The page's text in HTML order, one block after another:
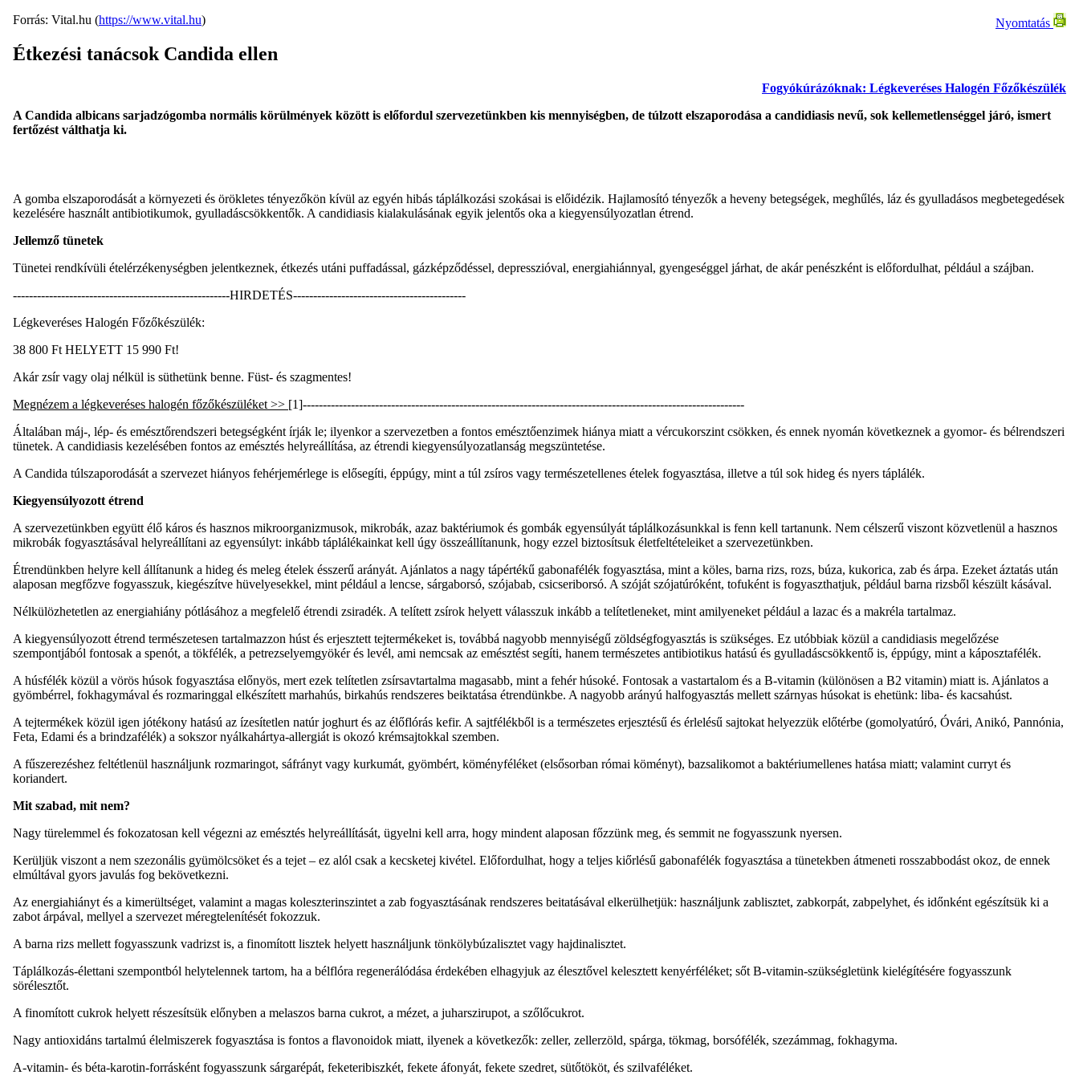
Nyomtatás
Forrás: Vital.hu (https://www.vital.hu)
Étkezési tanácsok Candida ellen
Fogyókúrázóknak: Légkeveréses Halogén Főzőkészülék
A Candida albicans sarjadzógomba normális körülmények között is előfordul szervezetünkben kis mennyiségben, de túlzott elszaporodása a candidiasis nevű, sok kellemetlenséggel járó, ismert
fertőzést válthatja ki.
A gomba elszaporodását a környezeti és örökletes tényezőkön kívül az egyén hibás táplálkozási szokásai is előidézik. Hajlamosító tényezők a heveny betegségek, meghűlés, láz és gyulladásos megbetegedések
kezelésére használt antibiotikumok, gyulladáscsökkentők. A candidiasis kialakulásának egyik jelentős oka a kiegyensúlyozatlan étrend.
Jellemző tünetek
Tünetei rendkívüli ételérzékenységben jelentkeznek, étkezés utáni puffadással, gázképződéssel, depresszióval, energiahiánnyal, gyengeséggel járhat, de akár penészként is előfordulhat, például a szájban.
------------------------------------------------------HIRDETÉS-------------------------------------------
Légkeveréses Halogén Főzőkészülék:
38 800 Ft HELYETT 15 990 Ft!
Akár zsír vagy olaj nélkül is süthetünk benne. Füst- és szagmentes!
Megnézem a légkeveréses halogén főzőkészüléket >> [1]--------------------------------------------------------------------------------------------------------------
Általában máj-, lép- és emésztőrendszeri betegségként írják le; ilyenkor a szervezetben a fontos emésztőenzimek hiánya miatt a vércukorszint csökken, és ennek nyomán következnek a gyomor- és bélrendszeri
tünetek. A candidiasis kezelésében fontos az emésztés helyreállítása, az étrendi kiegyensúlyozatlanság megszüntetése.
A Candida túlszaporodását a szervezet hiányos fehérjemérlege is elősegíti, éppúgy, mint a túl zsíros vagy természetellenes ételek fogyasztása, illetve a túl sok hideg és nyers táplálék.
Kiegyensúlyozott étrend
A szervezetünkben együtt élő káros és hasznos mikroorganizmusok, mikrobák, azaz baktériumok és gombák egyensúlyát táplálkozásunkkal is fenn kell tartanunk. Nem célszerű viszont közvetlenül a hasznos
mikrobák fogyasztásával helyreállítani az egyensúlyt: inkább táplálékainkat kell úgy összeállítanunk, hogy ezzel biztosítsuk életfeltételeiket a szervezetünkben.
Étrendünkben helyre kell állítanunk a hideg és meleg ételek ésszerű arányát. Ajánlatos a nagy tápértékű gabonafélék fogyasztása, mint a köles, barna rizs, rozs, búza, kukorica, zab és árpa. Ezeket áztatás után
alaposan megfőzve fogyasszuk, kiegészítve hüvelyesekkel, mint például a lencse, sárgaborsó, szójabab, csicseriborsó. A szóját szójatúróként, tofuként is fogyaszthatjuk, például barna rizsből készült kásával.
Nélkülözhetetlen az energiahiány pótlásához a megfelelő étrendi zsiradék. A telített zsírok helyett válasszuk inkább a telítetleneket, mint amilyeneket például a lazac és a makréla tartalmaz.
A kiegyensúlyozott étrend természetesen tartalmazzon húst és erjesztett tejtermékeket is, továbbá nagyobb mennyiségű zöldségfogyasztás is szükséges. Ez utóbbiak közül a candidiasis megelőzése
szempontjából fontosak a spenót, a tökfélék, a petrezselyemgyökér és levél, ami nemcsak az emésztést segíti, hanem természetes antibiotikus hatású és gyulladáscsökkentő is, éppúgy, mint a káposztafélék.
A húsfélék közül a vörös húsok fogyasztása előnyös, mert ezek telítetlen zsírsavtartalma magasabb, mint a fehér húsoké. Fontosak a vastartalom és a B-vitamin (különösen a B2 vitamin) miatt is. Ajánlatos a
gyömbérrel, fokhagymával és rozmaringgal elkészített marhahús, birkahús rendszeres beiktatása étrendünkbe. A nagyobb arányú halfogyasztás mellett szárnyas húsokat is ehetünk: liba- és kacsahúst.
A tejtermékek közül igen jótékony hatású az ízesítetlen natúr joghurt és az élőflórás kefir. A sajtfélékből is a természetes erjesztésű és érlelésű sajtokat helyezzük előtérbe (gomolyatúró, Óvári, Anikó, Pannónia,
Feta, Edami és a brindzafélék) a sokszor nyálkahártya-allergiát is okozó krémsajtokkal szemben.
A fűszerezéshez feltétlenül használjunk rozmaringot, sáfrányt vagy kurkumát, gyömbért, köményféléket (elsősorban római köményt), bazsalikomot a baktériumellenes hatása miatt; valamint curryt és
koriandert.
Mit szabad, mit nem?
Nagy türelemmel és fokozatosan kell végezni az emésztés helyreállítását, ügyelni kell arra, hogy mindent alaposan főzzünk meg, és semmit ne fogyasszunk nyersen.
Kerüljük viszont a nem szezonális gyümölcsöket és a tejet – ez alól csak a kecsketej kivétel. Előfordulhat, hogy a teljes kiőrlésű gabonafélék fogyasztása a tünetekben átmeneti rosszabbodást okoz, de ennek
elmúltával gyors javulás fog bekövetkezni.
Az energiahiányt és a kimerültséget, valamint a magas koleszterinszintet a zab fogyasztásának rendszeres beitatásával elkerülhetjük: használjunk zablisztet, zabkorpát, zabpelyhet, és időnként egészítsük ki a
zabot árpával, mellyel a szervezet méregtelenítését fokozzuk.
A barna rizs mellett fogyasszunk vadrizst is, a finomított lisztek helyett használjunk tönkölybúzalisztet vagy hajdinalisztet.
Táplálkozás-élettani szempontból helytelennek tartom, ha a bélflóra regenerálódása érdekében elhagyjuk az élesztővel kelesztett kenyérféléket; sőt B-vitamin-szükségletünk kielégítésére fogyasszunk
sörélesztőt.
A finomított cukrok helyett részesítsük előnyben a melaszos barna cukrot, a mézet, a juharszirupot, a szőlőcukrot.
Nagy antioxidáns tartalmú élelmiszerek fogyasztása is fontos a flavonoidok miatt, ilyenek a következők: zeller, zellerzöld, spárga, tökmag, borsófélék, szezámmag, fokhagyma.
A-vitamin- és béta-karotin-forrásként fogyasszunk sárgarépát, feketeribiszkét, fekete áfonyát, fekete szedret, sütőtököt, és szilvaféléket.